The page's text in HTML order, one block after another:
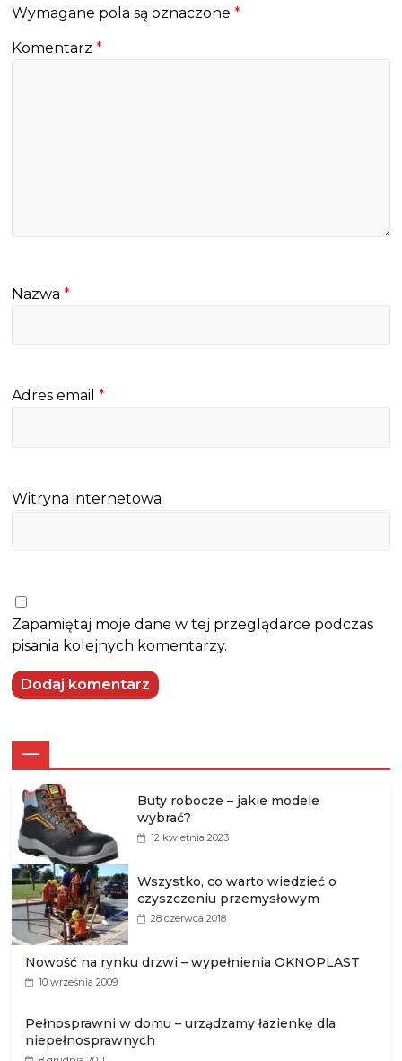
Wymagane pola są oznaczone*
Komentarz*
Nazwa*
Adres email*
Witryna internetowa
Zapamiętaj moje dane w tej przeglądarce podczas
pisania kolejnych komentarzy.
—
Buty robocze – jakie modele
wybrać?
12 kwietnia 2023
Wszystko, co warto wiedzieć o
czyszczeniu przemysłowym
28 czerwca 2018
Nowość na rynku drzwi – wypełnienia OKNOPLAST
10 września 2009
Pełnosprawni w domu – urządzamy łazienkę dla
niepełnosprawnych